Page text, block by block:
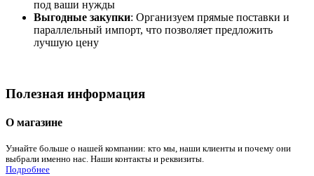
под ваши нужды
Выгодные закупки: Организуем прямые поставки и
параллельный импорт, что позволяет предложить
лучшую цену
Полезная информация
О магазине
Узнайте больше о нашей компании: кто мы, наши клиенты и почему они
выбрали именно нас. Наши контакты и реквизиты.
Подробнее